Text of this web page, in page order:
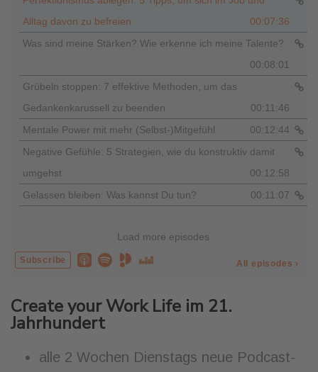
Create your Work Life im 21.
Jahrhundert
alle 2 Wochen Dienstags neue Podcast-